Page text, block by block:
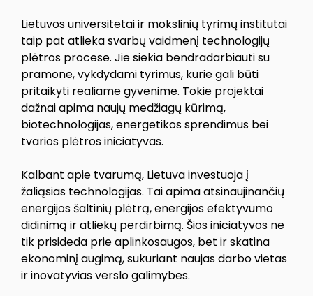
Lietuvos universitetai ir mokslinių tyrimų institutai
taip pat atlieka svarbų vaidmenį technologijų
plėtros procese. Jie siekia bendradarbiauti su
pramone, vykdydami tyrimus, kurie gali būti
pritaikyti realiame gyvenime. Tokie projektai
dažnai apima naujų medžiagų kūrimą,
biotechnologijas, energetikos sprendimus bei
tvarios plėtros iniciatyvas.
Kalbant apie tvarumą, Lietuva investuoja į
žaliąsias technologijas. Tai apima atsinaujinančių
energijos šaltinių plėtrą, energijos efektyvumo
didinimą ir atliekų perdirbimą. Šios iniciatyvos ne
tik prisideda prie aplinkosaugos, bet ir skatina
ekonominį augimą, sukuriant naujas darbo vietas
ir inovatyvias verslo galimybes.